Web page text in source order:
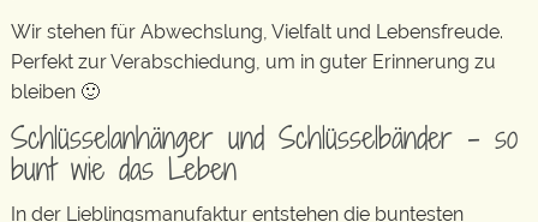
Wir stehen für Abwechslung, Vielfalt und Lebensfreude.
Perfekt zur Verabschiedung, um in guter Erinnerung zu
bleiben 🙂
Schlüsselanhänger und Schlüsselbänder – so
bunt wie das Leben
In der Lieblingsmanufaktur entstehen die buntesten